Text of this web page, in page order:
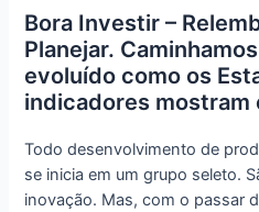
Bora Investir –
Planejar.
evoluído como os
indicadores mostram
Todo desenvolvimento de
se inicia em um grupo seleto.
inovação. Mas, com o passar